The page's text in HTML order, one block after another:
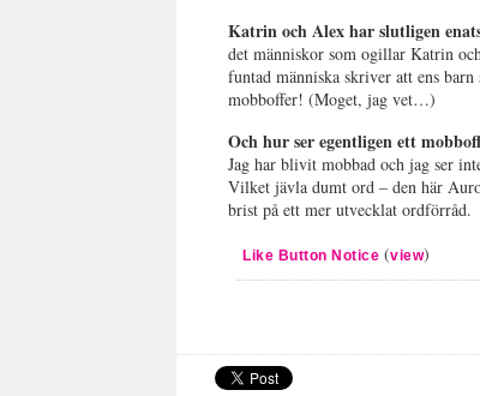
Katrin och Alex har slutligen
det människor som ogillar Katrin
funtad människa skriver att ens
mobboffer! (Moget, jag vet…)
Och hur ser egentligen ett
Jag har blivit mobbad och jag ser
Vilket jävla dumt ord – den här
brist på ett mer utvecklat ordförråd.
Like Button Notice (view)